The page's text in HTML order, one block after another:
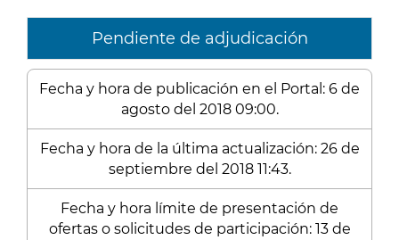
Pendiente de adjudicación
Fecha y hora de publicación en el Portal: 6 de
agosto del 2018 09:00.
Fecha y hora de la última actualización: 26 de
septiembre del 2018 11:43.
Fecha y hora límite de presentación de
ofertas o solicitudes de participación: 13 de